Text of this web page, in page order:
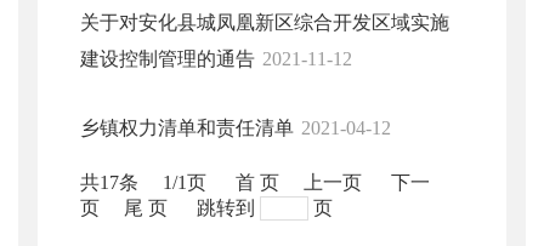
关于对安化县城凤凰新区综合开发区域实施
建设控制管理的通告 2021-11-12
乡镇权力清单和责任清单 2021-04-12
共17条 1/1页 首 页 上一页
下一
页
尾 页 跳转到 页